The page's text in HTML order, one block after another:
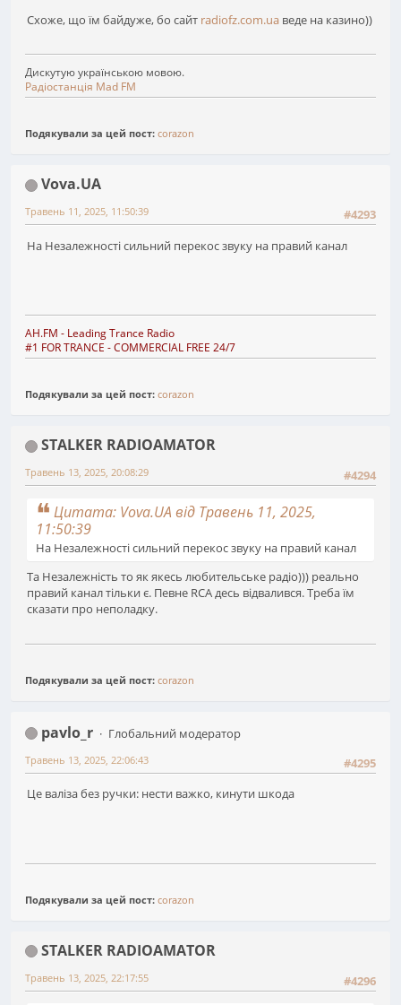
Схоже, що їм байдуже, бо сайт radiofz.com.ua веде на казино))
Дискутую українською мовою.
Радіостанція Mad FM
Подякували за цей пост: corazon
Vova.UA
#4293
Травень 11, 2025, 11:50:39
На Незалежності сильний перекос звуку на правий канал
AH.FM - Leading Trance Radio
#1 FOR TRANCE - COMMERCIAL FREE 24/7
Подякували за цей пост: corazon
STALKER RADIOAMATOR
#4294
Травень 13, 2025, 20:08:29
Цитата: Vova.UA від Травень 11, 2025,
11:50:39
На Незалежності сильний перекос звуку на правий канал
Та Незалежність то як якесь любительське радіо))) реально
правий канал тільки є. Певне RCA десь відвалився. Треба їм
сказати про неполадку.
Подякували за цей пост: corazon
pavlo_r
Глобальний модератор
#4295
Травень 13, 2025, 22:06:43
Це валіза без ручки: нести важко, кинути шкода
Подякували за цей пост: corazon
STALKER RADIOAMATOR
#4296
Травень 13, 2025, 22:17:55